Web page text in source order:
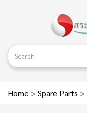
Home > Spare Parts >